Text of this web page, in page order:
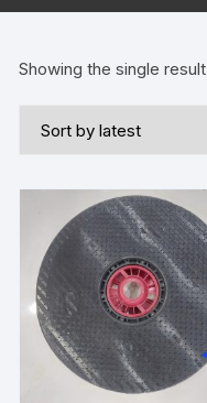
Showing the single result